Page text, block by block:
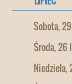
Sobota,
Środa, 26
Niedziela,